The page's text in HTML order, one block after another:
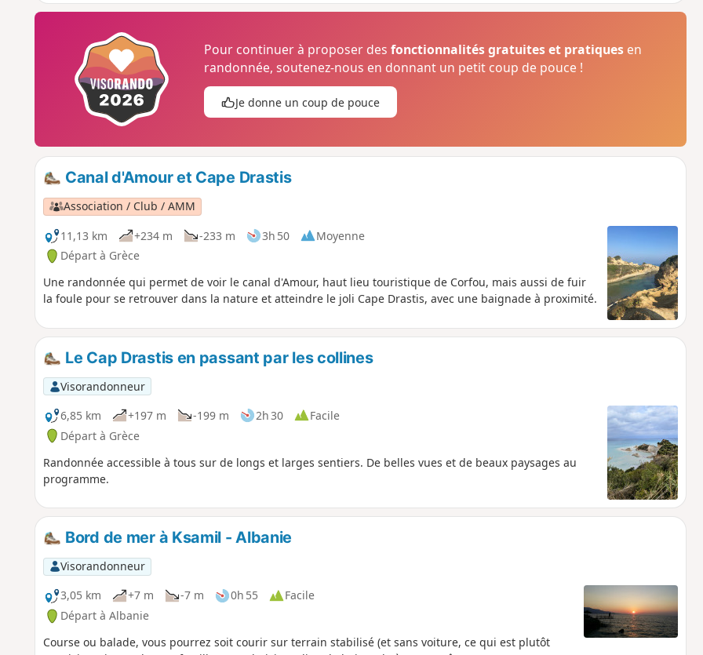
Pour continuer à proposer desfonctionnalités gratuites et pratiques en
randonnée, soutenez-nous en donnant un petit coup de pouce !
Je donne un coup de pouce
Canal d'Amour et Cape Drastis
Association / Club / AMM
11,13 km
+234 m -233 m 3h 50
Moyenne
Départ à Grèce
Une randonnée qui permet de voir le canal d'Amour, haut lieu touristique de Corfou, mais aussi de fuir
la foule pour se retrouver dans la nature et atteindre le joli Cape Drastis, avec une baignade à proximité.
Le Cap Drastis en passant par les collines
Visorandonneur
6,85 km
+197 m -199 m 2h 30
Facile
Départ à Grèce
Randonnée accessible à tous sur de longs et larges sentiers. De belles vues et de beaux paysages au
programme.
Bord de mer à Ksamil - Albanie
Visorandonneur
3,05 km
+7 m -7 m 0h 55
Facile
Départ à Albanie
Course ou balade, vous pourrez soit courir sur terrain stabilisé (et sans voiture, ce qui est plutôt